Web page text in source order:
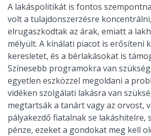
A lakáspolitikát is fontos
volt a tulajdonszerzésre
elrugaszkodtak az árak, emiatt a
mélyült. A kínálati piacot is erősíteni
keresletet, és a bérlakásokat is
Színesebb programokra van
egyetlen eszközzel megoldani a
vidéken szolgálati lakásra van
megtartsák a tanárt vagy az orvost,
pályakezdő fiatalnak se lakáshitelre,
pénze, ezeket a gondokat meg kell